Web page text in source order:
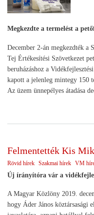
Megkezdte a termelést a
December 2-án megkezdték a
Tej Értékesítési Szövetkezet
beruházáshoz a
kapott a jelenleg mintegy 150
Az üzem ünnepélyes átadása
Felmentették Kis
Rövid hírek Szakmai hírek VM
Új írányítóra vár a
A Magyar Közlöny 2019.
hogy Áder János